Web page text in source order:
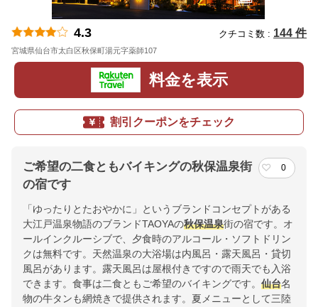
4.3 クチコミ数 : 144 件
宮城県仙台市太白区秋保町湯元字薬師107
料金を表示
割引クーポンをチェック
ご希望の二食ともバイキングの秋保温泉街
の宿です
0
「ゆったりとたおやかに」というブランドコンセプトがある
大江戸温泉物語のブランドTAOYAの秋保温泉街の宿です。オ
ールインクルーシブで、夕食時のアルコール・ソフトドリン
クは無料です。天然温泉の大浴場は内風呂・露天風呂・貸切
風呂があります。露天風呂は屋根付きですので雨天でも入浴
できます。食事は二食ともご希望のバイキングです。 仙台名
物の牛タンも網焼きで提供されます。夏メニューとして三陸